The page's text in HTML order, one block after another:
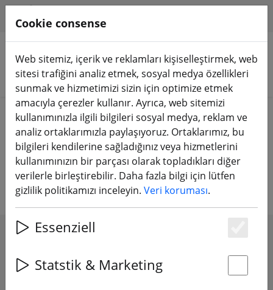
Ürünleri arayın
Home Aksesuarlar Alet
Atölye için alet, yapıştırıcı ve
ekipman
Cookie consense
Web sitemiz, içerik ve reklamları kişiselleştirmek, web
sitesi trafiğini analiz etmek, sosyal medya özellikleri
sunmak ve hizmetimizi sizin için optimize etmek
amacıyla çerezler kullanır. Ayrıca, web sitemizi
kullanımınızla ilgili bilgileri sosyal medya, reklam ve
analiz ortaklarımızla paylaşıyoruz. Ortaklarımız, bu
bilgileri kendilerine sağladığınız veya hizmetlerini
kullanımınızın bir parçası olarak topladıkları diğer
verilerle birleştirebilir. Daha fazla bilgi için lütfen
gizlilik politikamızı inceleyin. Veri koruması.
Essenziell
Statstik & Marketing